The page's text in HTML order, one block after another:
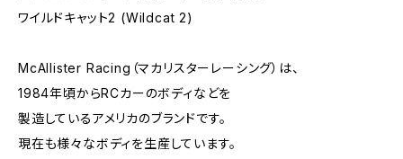
ワイルドキャット2 (Wildcat 2)
McAllister Racing（マカリスターレーシング）は、
1984年頃からRCカーのボディなどを
製造しているアメリカのブランドです。
現在も様々なボディを生産しています。